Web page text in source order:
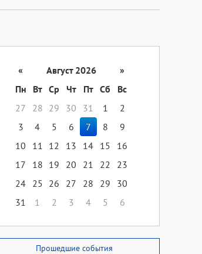
« Август 2026
»
Пн
Вт Ср Чт Пт Сб
Вс
27
28 29 30 31 1
2
3
4 5 6 7 8
9
10
11 12 13 14 15
16
17
18 19 20 21 22
23
24 25 26 27 28 29
30
31
1 2 3 4 5 6
Прошедшие события